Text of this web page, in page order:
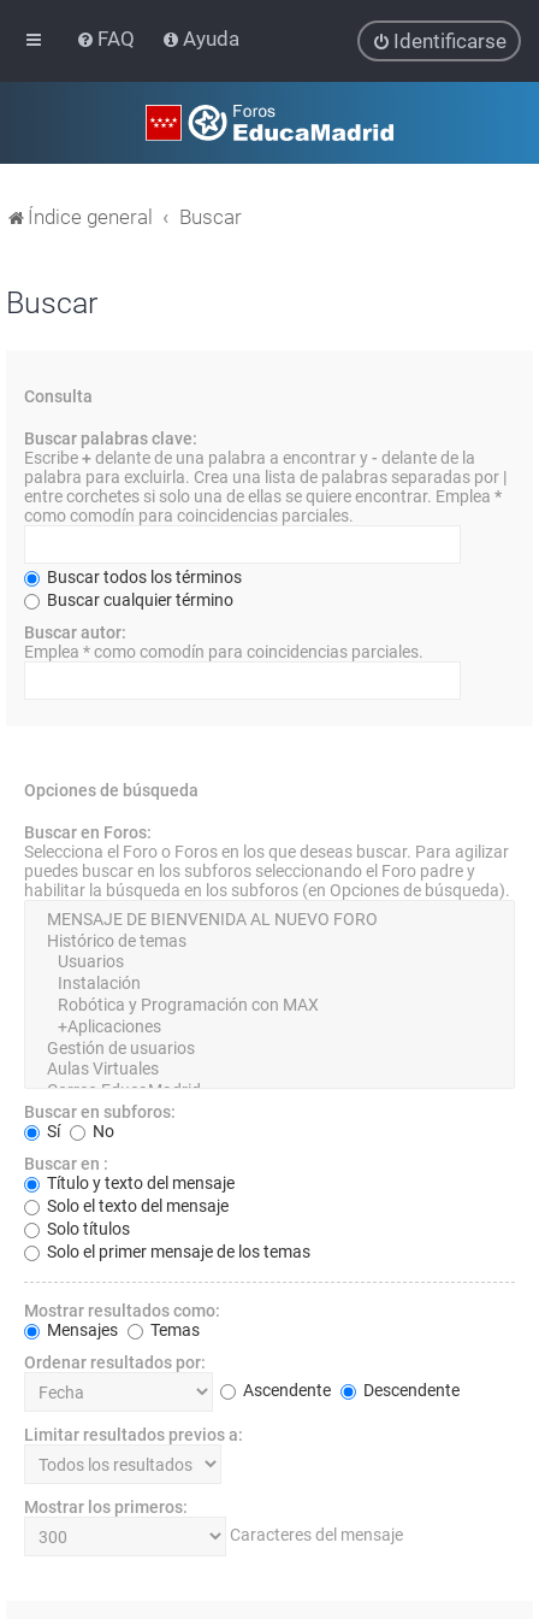
FAQ Ayuda Identificarse
Índice general Buscar
Buscar
Consulta
Buscar palabras clave:
Escribe+delante de una palabra a encontrar y- delante de la
palabra para excluirla. Crea una lista de palabras separadas por |
entre corchetes si solo una de ellas se quiere encontrar. Emplea *
como comodín para coincidencias parciales.
Buscar todos los términos
Buscar cualquier término
Buscar autor:
Emplea * como comodín para coincidencias parciales.
Opciones de búsqueda
Buscar en Foros:
Selecciona el Foro o Foros en los que deseas buscar. Para agilizar
puedes buscar en los subforos seleccionando el Foro padre y
habilitar la búsqueda en los subforos (en Opciones de búsqueda).
Buscar en subforos:
Sí
No
Buscar en :
Título y texto del mensaje
Solo el texto del mensaje
Solo títulos
Solo el primer mensaje de los temas
Mostrar resultados como:
Mensajes
Temas
Ordenar resultados por:
Ascendente
Descendente
Limitar resultados previos a:
Mostrar los primeros:
Caracteres del mensaje